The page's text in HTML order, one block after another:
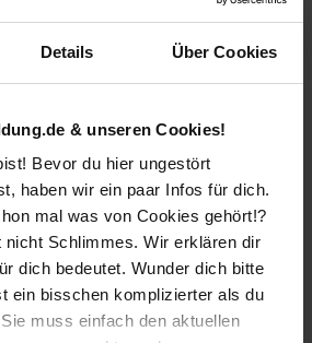
Details Über Cookies
& unseren Cookies!
Bevor du hier ungestört
haben wir ein paar Infos für dich.
mal was von Cookies gehört!?
nicht Schlimmes. Wir erklären dir
dich bedeutet. Wunder dich bitte
ein bisschen komplizierter als du
muss einfach den aktuellen
Stellen automatisch
aktivieren
du schon, dass...
für Pädagogik ist an